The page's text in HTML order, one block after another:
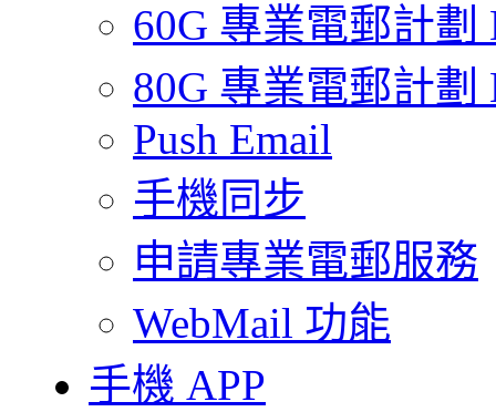
60G 專業電郵計劃
80G 專業電郵計劃
Push Email
手機同步
申請專業電郵服務
WebMail 功能
手機 APP